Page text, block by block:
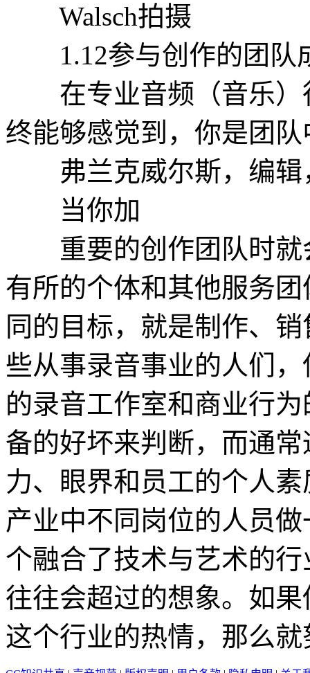
Walsch拍摄
1.12参与创作的团队
在专业音频（音乐）
终能够感觉到，你是团
弗兰克威尔斯，编辑
当你加
重要的创作团队时就
有所的个体和其他服务
同的目标，就是制作、
些从事录音事业的人们
的录音工作室和商业行
备的好坏来判断，而通
力、眼界和员工的个人
产业中不同岗位的人员
个融合了技术与艺术的
往往会超过的想象。如
这个行业的热情，那么就